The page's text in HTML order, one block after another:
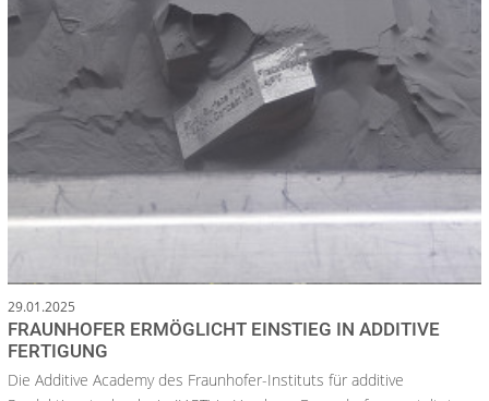
29.01.2025
FRAUNHOFER ERMÖGLICHT EINSTIEG IN ADDITIVE
FERTIGUNG
Die Additive Academy des Fraunhofer-Instituts für additive